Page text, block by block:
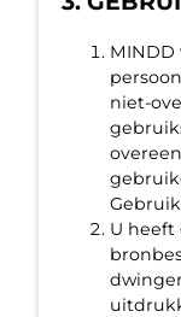
MINDD
niet-
U